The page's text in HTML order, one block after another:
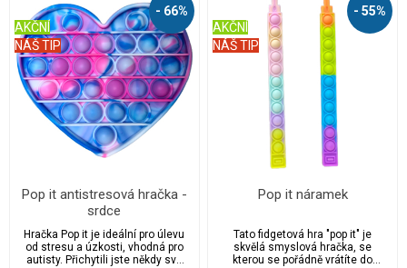
- 66%
NÁŠ TIP
AKČNÍ
Pop it antistresová hračka -
srdce
Hračka Pop it je ideální pro úlevu
od stresu a úzkosti, vhodná pro
autisty. Přichytili jste někdy své
- 55%
NÁŠ TIP
AKČNÍ
Pop it náramek
Tato fidgetová hra "pop it" je
skvělá smyslová hračka, se
kterou se pořádně vrátíte do